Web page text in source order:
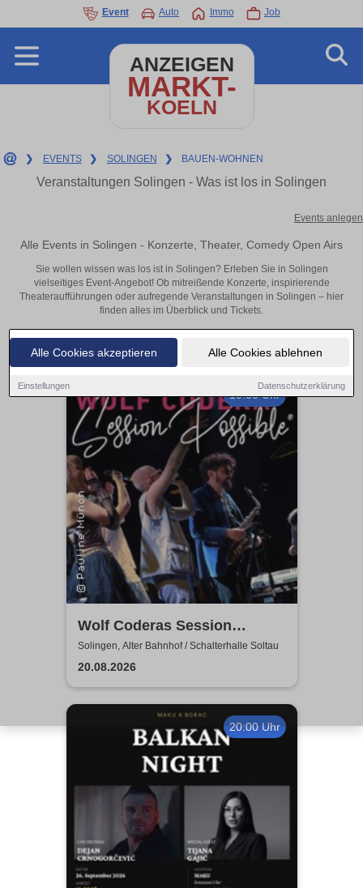
Alle Cookies akzeptieren Alle Cookies ablehnen
Einstellungen Datenschutzerklärung
Event Auto Immo Job
ANZEIGEN
MARKT-
KOELN
❯ EVENTS ❯ SOLINGEN ❯ BAUEN-WOHNEN
Veranstaltungen Solingen - Was ist los in Solingen
Events anlegen
Alle Events in Solingen - Konzerte, Theater, Comedy Open Airs
Sie wollen wissen was los ist in Solingen? Erleben Sie in Solingen
vielseitiges Event-Angebot! Ob mitreißende Konzerte, inspirierende
Theateraufführungen oder aufregende Veranstaltungen in Solingen – hier
finden alles im Überblick und Tickets.
19:00 Uhr
Wolf Coderas Session
Possible
Solingen, Alter Bahnhof / Schalterhalle Soltau
20.08.2026
20:00 Uhr